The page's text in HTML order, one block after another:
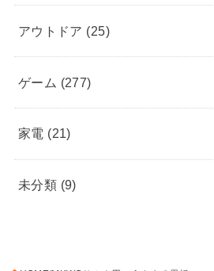
アウトドア (25)
ゲーム (277)
家電 (21)
未分類 (9)